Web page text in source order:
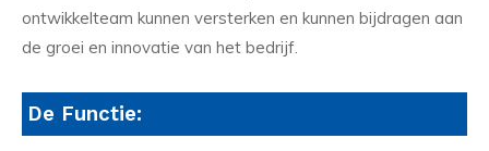
ontwikkelteam kunnen versterken en kunnen bijdragen aan
de groei en innovatie van het bedrijf.
De Functie: